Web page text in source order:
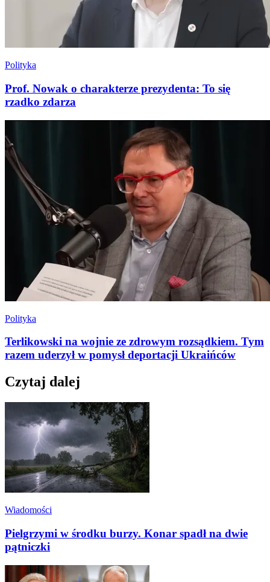
Polityka
Prof. Nowak o charakterze prezydenta: To się
rzadko zdarza
Polityka
Terlikowski na wojnie ze zdrowym rozsądkiem. Tym
razem uderzył w pomysł deportacji Ukraińców
Czytaj dalej
Wiadomości
Pielgrzymi w środku burzy. Konar spadł na dwie
pątniczki